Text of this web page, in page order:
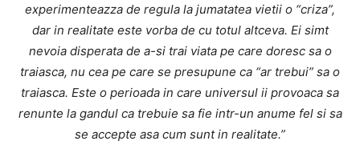
experimenteazza de regula la jumatatea vietii o “criza”,
dar in realitate este vorba de cu totul altceva. Ei simt
nevoia disperata de a-si trai viata pe care doresc sa o
traiasca, nu cea pe care se presupune ca “ar trebui” sa o
traiasca. Este o perioada in care universul ii provoaca sa
renunte la gandul ca trebuie sa fie intr-un anume fel si sa
se accepte asa cum sunt in realitate.”